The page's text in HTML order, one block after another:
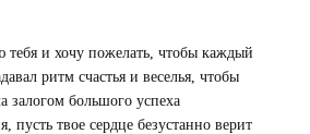
тебя и хочу пожелать, чтобы каждый
ритм счастья и веселья, чтобы
залогом большого успеха
пусть твое сердце безустанно верит